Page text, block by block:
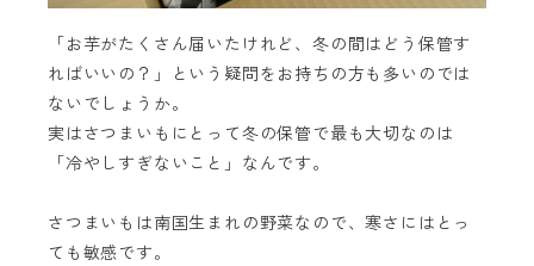
「お芋がたくさん届いたけれど、冬の間はどう保管す
ればいいの？」という疑問をお持ちの方も多いのでは
ないでしょうか。
実はさつまいもにとって冬の保管で最も大切なのは
「冷やしすぎないこと」なんです。
さつまいもは南国生まれの野菜なので、寒さにはとっ
ても敏感です。